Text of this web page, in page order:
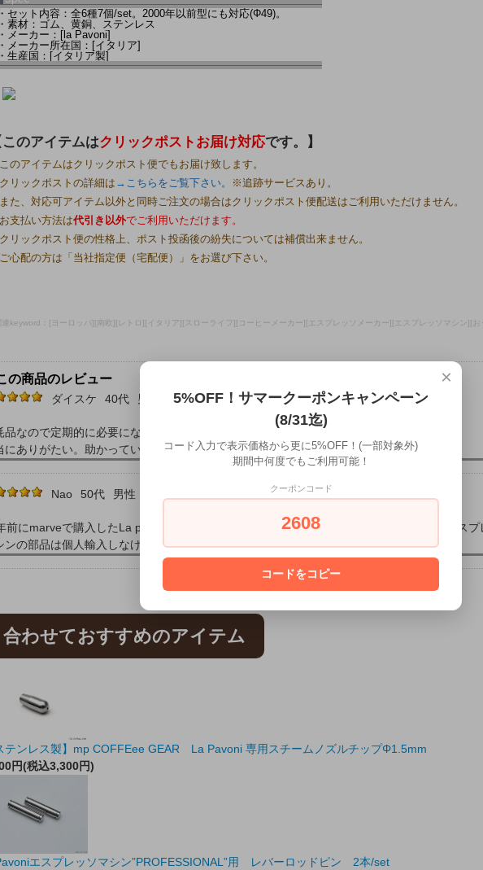
・セット内容：全6種7個/set。2000年以前型にも対応(Φ49)。
・素材：ゴム、黄銅、ステンレス
・メーカー：[la Pavoni]
・メーカー所在国：[イタリア]
・生産国：[イタリア製]
このアイテムはクリックポストお届け対応です。】
このアイテムはクリックポスト便でもお届け致します。
クリックポストの詳細は →こちらをご覧下さい。
※追跡サービスあり。
また、対応可アイテム以外と同時ご注文の場合はクリックポスト便配送はご利用いただけません。
お支払い方法は代引き以外でご利用いただけます。
クリックポスト便の性格上、ポスト投函後の紛失については補償出来ません。
心配の方は「当社指定便（宅配便）」をお選び下さい。
連keyword：[ヨーロッパ][南欧][レトロ][イタリア][スローライフ][コーヒーメーカー][エスプレッソメーカー][エスプレッソマシン][
の商品のレビュー
ダイスケ 40代 男性 2024/02/04 10:42:09
品なので定期的に必要になってくる品物ですがネットで気軽に購入できるのは
にありがたい。助かっています。
Nao 50代 男性
前にmarveで購入したLa pavoni をオーバーホールしました。パッキンが新しくなり、エスプ
ンの部品は個人輸入しなければ入手が難しいと思っていたので、大変助かりました。
合わせておすすめのアイテム
テンレス製】mp COFFEee GEAR La Pavoni 専用スチームノズルチップΦ1.5mm
円(税込3,300円)
エスプレッソマシン”PROFESSIONAL”用 レバーロッドピン 2本/set
×
5%OFF！サマークーポンキャンペーン
(8/31迄)
コード入力で表示価格から更に5%OFF！(一部対象外)
期間中何度でもご利用可能！
クーポンコード
2608
コードをコピー